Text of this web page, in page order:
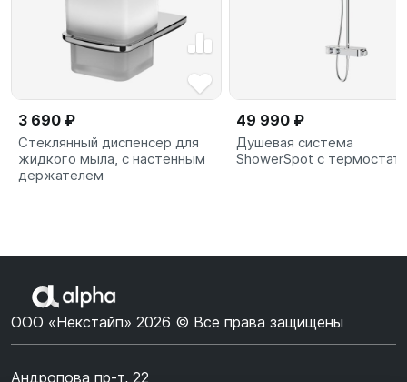
3 690 ₽
Стеклянный диспенсер для
жидкого мыла, с настенным
держателем
49 990 ₽
Душевая система
ShowerSpot с
ООО «Некстайп» 2026 © Все права защищены
Андропова пр-т, 22